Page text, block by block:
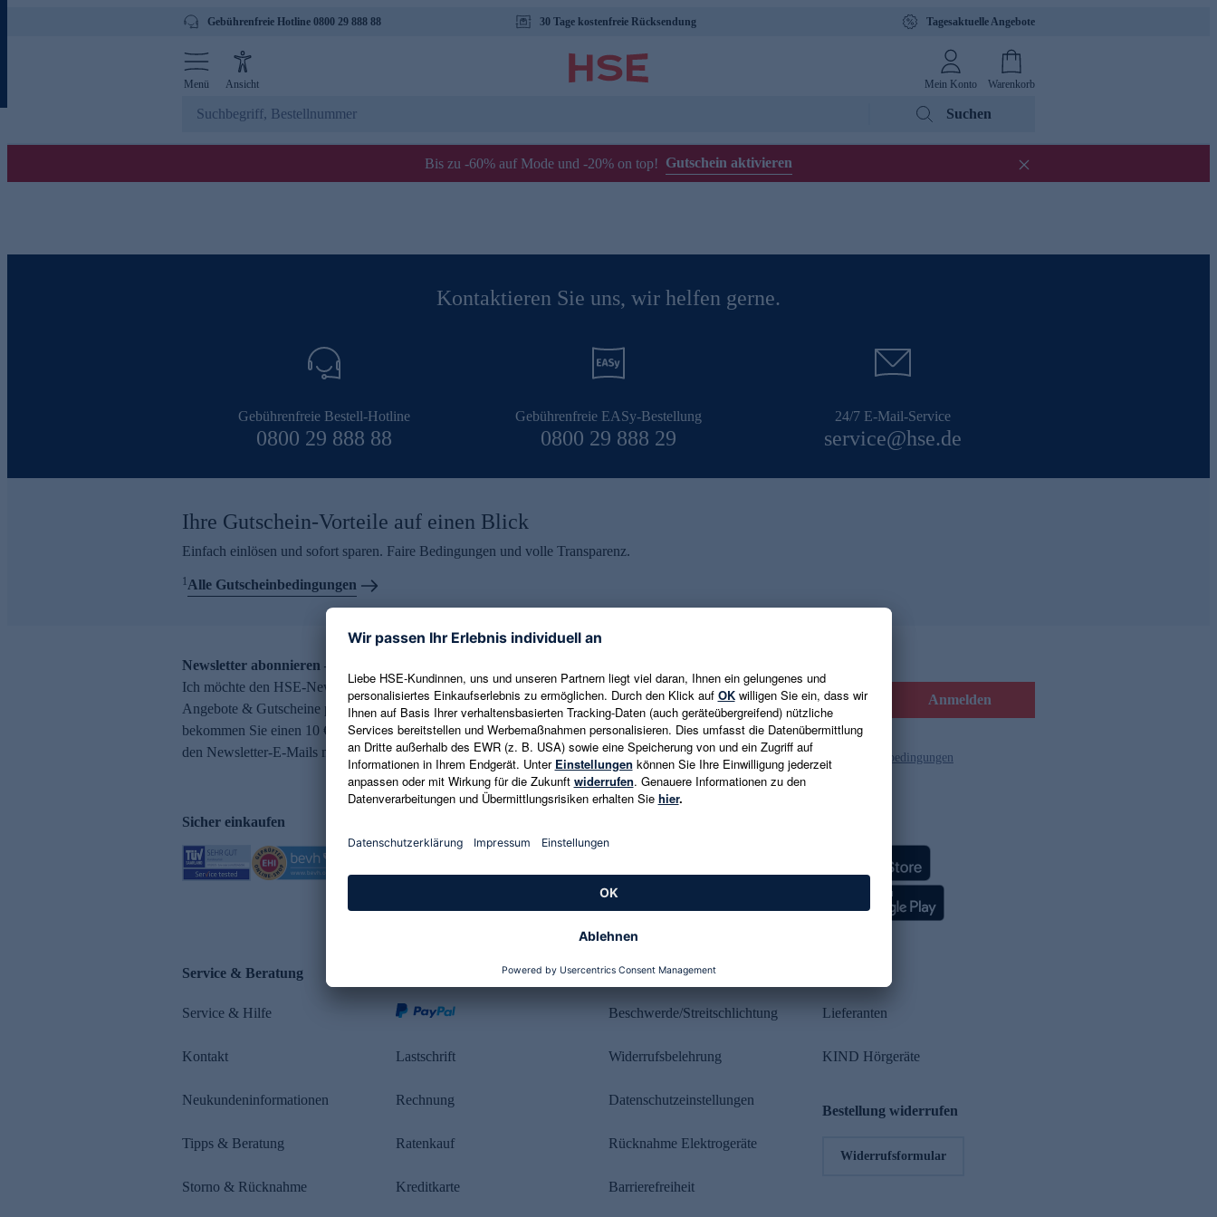
Gebührenfreie Hotline 0800 29 888 88 30 Tage kostenfreie Rücksendung Tagesaktuelle Angebote
Menü Ansicht Mein Konto Warenkorb
Suchen
Bis zu -60% auf Mode und -20% on top! Gutschein aktivieren
Kontaktieren Sie uns, wir helfen gerne.
Gebührenfreie Bestell-Hotline
0800 29 888 88
Gebührenfreie EASy-Bestellung
0800 29 888 29
24/7 E-Mail-Service
service@hse.de
Ihre Gutschein-Vorteile auf einen Blick
Einfach einlösen und sofort sparen. Faire Bedingungen und volle Transparenz.
1Alle Gutscheinbedingungen
Newsletter abonnieren – 10 € Gutschein erhalten
Ich möchte den HSE-Newsletter abonnieren und aktuelle Trends,
Angebote & Gutscheine per E-Mail erhalten. Als Dankeschön
bekommen Sie einen 10 € Gutschein. Eine Abmeldung ist jederzeit in
den Newsletter-E-Mails möglich.
E-Mail-Adresse eingeben Anmelden
Es gelten die Datenschutzrichtlinien und die Gutscheinbedingungen
Sicher einkaufen
Service & Beratung
Service & Hilfe
Kontakt
Neukundeninformationen
Tipps & Beratung
Storno & Rücknahme
Lastschrift
Rechnung
Ratenkauf
Kreditkarte
Rechtliches
Beschwerde/Streitschlichtung
Widerrufsbelehrung
Datenschutzeinstellungen
Rücknahme Elektrogeräte
Barrierefreiheit
Lieferanten
KIND Hörgeräte
Bestellung widerrufen
Widerrufsformular